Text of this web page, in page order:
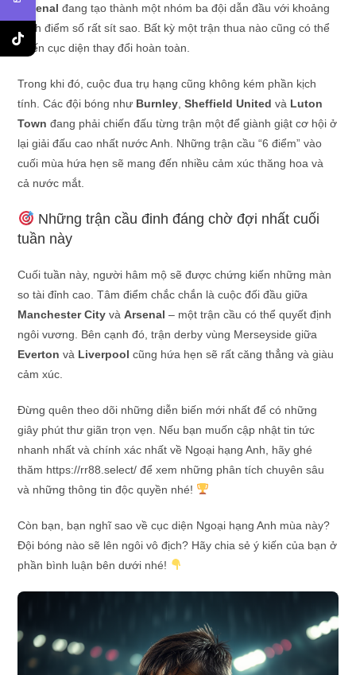
Arsenal đang tạo thành một nhóm ba đội dẫn đầu với khoảng
cách điểm số rất sít sao. Bất kỳ một trận thua nào cũng có thể
khiến cục diện thay đổi hoàn toàn.
Trong khi đó, cuộc đua trụ hạng cũng không kém phần kịch
tính. Các đội bóng như Burnley ,Sheffield United và Luton
Town đang phải chiến đấu từng trận một để giành giật cơ hội ở
lại giải đấu cao nhất nước Anh. Những trận cầu “6 điểm” vào
cuối mùa hứa hẹn sẽ mang đến nhiều cảm xúc thăng hoa và
cả nước mắt.
Những trận cầu đinh đáng chờ đợi nhất cuối
tuần này
Cuối tuần này, người hâm mộ sẽ được chứng kiến những màn
so tài đỉnh cao. Tâm điểm chắc chắn là cuộc đối đầu giữa
Manchester City vàArsenal – một trận cầu có thể quyết định
ngôi vương. Bên cạnh đó, trận derby vùng Merseyside giữa
Everton và Liverpool cũng hứa hẹn sẽ rất căng thẳng và giàu
cảm xúc.
Đừng quên theo dõi những diễn biến mới nhất để có những
giây phút thư giãn trọn vẹn. Nếu bạn muốn cập nhật tin tức
nhanh nhất và chính xác nhất về Ngoại hạng Anh, hãy ghé
thăm https://rr88.select/ để xem những phân tích chuyên sâu
và những thông tin độc quyền nhé!
Còn bạn, bạn nghĩ sao về cục diện Ngoại hạng Anh mùa này?
Đội bóng nào sẽ lên ngôi vô địch? Hãy chia sẻ ý kiến của bạn ở
phần bình luận bên dưới nhé!